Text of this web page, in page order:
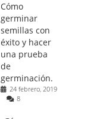
Cómo
germinar
semillas con
éxito y hacer
una prueba
de
germinación.
24 febrero, 2019
8